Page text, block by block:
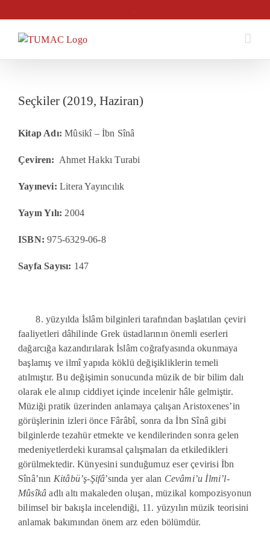
to
content
.
Seçkiler (2019, Haziran)
Kitap Adı: Mûsikî – İbn Sînâ
Çeviren: Ahmet Hakkı Turabi
Yayınevi: Litera Yayıncılık
Yayın Yılı: 2004
ISBN:975-6329-06-8
Sayfa Sayısı: 147
8. yüzyılda İslâm bilginleri tarafından başlatılan çeviri
faaliyetleri dâhilinde Grek üstadlarının önemli eserleri
dağarcığa kazandırılarak İslâm coğrafyasında okunmaya
başlamış ve ilmî yapıda köklü değişikliklerin temeli
atılmıştır. Bu değişimin sonucunda müzik de bir bilim dalı
olarak ele alınıp ciddiyet içinde incelenir hâle gelmiştir.
Müziği pratik üzerinden anlamaya çalışan Aristoxenes’in
görüşlerinin izleri önce Fârâbî, sonra da İbn Sînâ gibi
bilginlerde tezahür etmekte ve kendilerinden sonra gelen
medeniyetlerdeki kuramsal çalışmaları da etkiledikleri
görülmektedir. Künyesini sunduğumuz eser çevirisi İbn
Sînâ’nın Kitâbü’ş-Şifâ’sında yer alan Cevâmi’u İlmi’l-
Mûsîkâ adlı altı makaleden oluşan, müzikal kompozisyonun
bilimsel bir bakışla incelendiği, 11. yüzyılın müzik teorisini
anlamak bakımından önem arz eden bölümdür.